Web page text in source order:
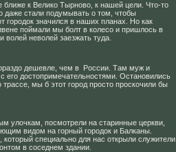
к Велико Тырново, к нашей цели. Что-то
даже стали подумывать о том, чтобы
городок значился в наших планах. Но как
поймали мы болт в колесо и пришлось в
неволей заезжать туда.
дешевле, чем в России. Там муж и
с его достопримечательностями. Остановились
мы б этот город просто проскочили бы
улочкам, посмотрели на старинные церкви,
видом на горный городок и Балканы.
специально для нас открыли служители
в соседнем здании.